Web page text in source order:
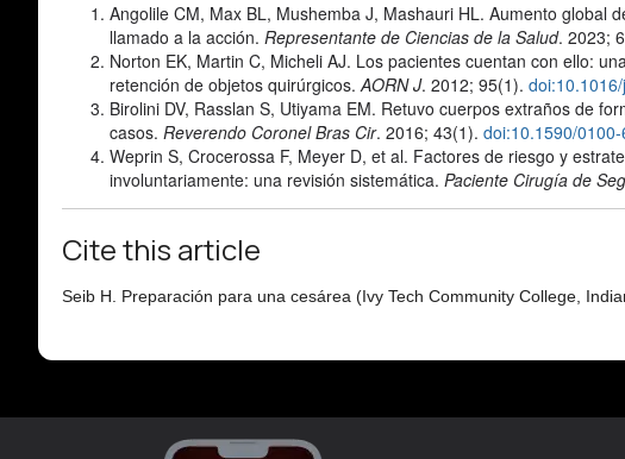
Angolile CM, Max BL, Mushemba J, Mashauri HL. Aumento global
llamado a la acción. Representante de Ciencias de la Salud. 2023;
Norton EK, Martin C, Micheli AJ. Los pacientes cuentan con ello:
retención de objetos quirúrgicos.AORN J. 2012; 95(1).
Birolini DV, Rasslan S, Utiyama EM. Retuvo cuerpos extraños de
casos. Reverendo Coronel Bras Cir. 2016; 43(1). doi:10.1590/
Weprin S, Crocerossa F, Meyer D, et al. Factores de riesgo y
involuntariamente: una revisión sistemática. Paciente Cirugía de
Cite this article
Seib H. Preparación para una cesárea (Ivy Tech Community College,